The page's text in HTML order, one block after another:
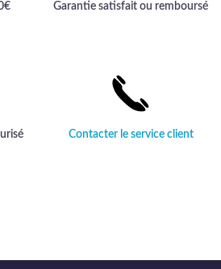
Garantie satisfait ou remboursé
Contacter le service client